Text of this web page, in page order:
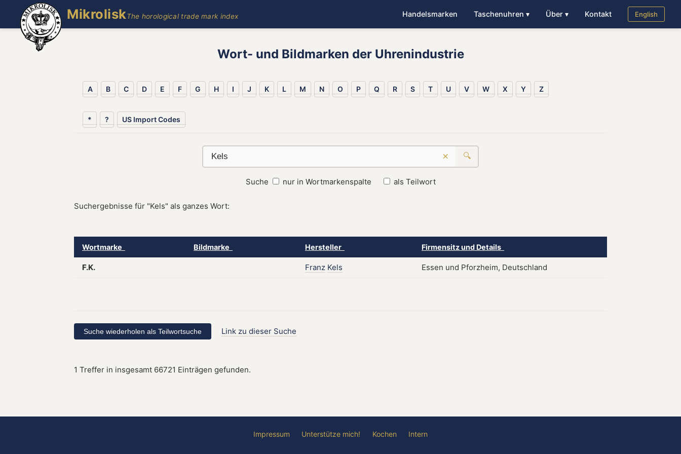
MikroliskThe horological trade mark index Handelsmarken Taschenuhren ▾ Über ▾ Kontakt English
Wort- und Bildmarken der Uhrenindustrie
A B C D E F G H I J K L M N O P Q R S T U V W X Y Z
* ? US Import Codes
× 🔍
Suche nur in Wortmarkenspalte als Teilwort
Suchergebnisse für "Kels" als ganzes Wort:
Wortmarke Bildmarke Hersteller Firmensitz und Details
F.K. Franz Kels Essen und Pforzheim, Deutschland
Link zu dieser Suche
1 Treffer in insgesamt 66721 Einträgen gefunden.
Impressum Unterstütze mich! Kochen Intern